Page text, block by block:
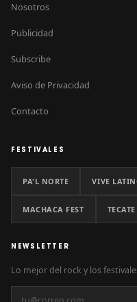
Nosotros
Publicidad
Subscribe
Aviso de Privacidad
Contacto
FESTIVALES
PA'L NORTE VIVE
MACHACA FEST
NEWSLETTER
Lo mejor del rock y los